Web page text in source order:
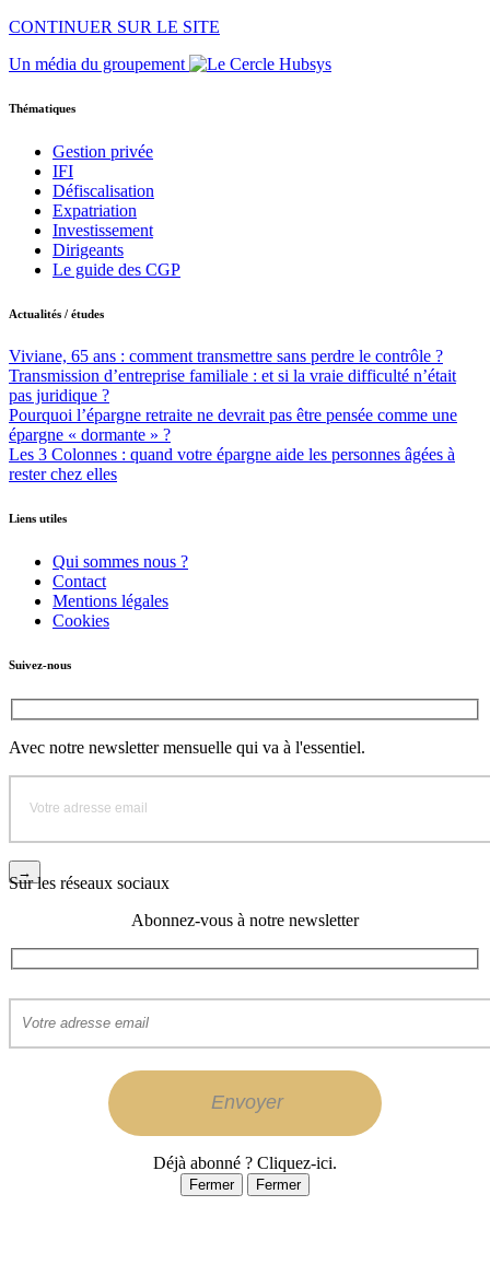
CONTINUER SUR LE SITE
Un média du groupement
Thématiques
Gestion privée
IFI
Défiscalisation
Expatriation
Investissement
Dirigeants
Le guide des CGP
Actualités / études
Viviane, 65 ans : comment transmettre sans perdre le contrôle ?
Transmission d’entreprise familiale : et si la vraie difficulté n’était
pas juridique ?
Pourquoi l’épargne retraite ne devrait pas être pensée comme une
épargne « dormante » ?
Les 3 Colonnes : quand votre épargne aide les personnes âgées à
rester chez elles
Liens utiles
Qui sommes nous ?
Contact
Mentions légales
Cookies
Suivez-nous
Avec notre newsletter mensuelle qui va à l'essentiel.
Sur les réseaux sociaux
Abonnez-vous à notre newsletter
Déjà abonné ? Cliquez-ici.
Fermer Fermer